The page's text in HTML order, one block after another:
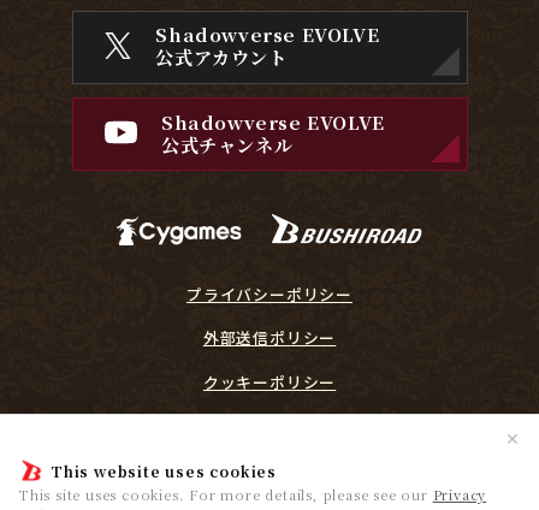
This website uses cookies
This site uses cookies. For more details, please see our Privacy
✕
Shadowverse EVOLVE
公式アカウント
Shadowverse EVOLVE
公式チャンネル
プライバシーポリシー
外部送信ポリシー
クッキーポリシー
プレイヤーリスペクト宣言